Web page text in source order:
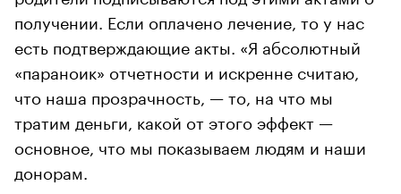
получении. Если оплачено лечение, то у нас
есть подтверждающие акты. «Я абсолютный
«параноик» отчетности и искренне считаю,
что наша прозрачность, — то, на что мы
тратим деньги, какой от этого эффект —
основное, что мы показываем людям и наши
донорам.